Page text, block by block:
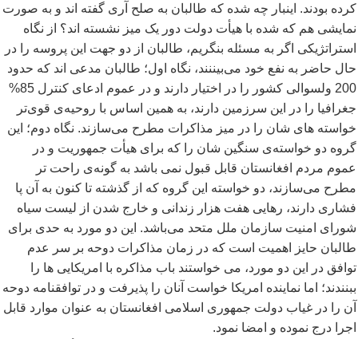
کرده بودند. اینبار چه شده که طالبان به صلح آری گفته اند و به صورت
نمایشی هم که شده با هیأت دولت دور یک میز نشسته اند؟ از نگاه
استراتژیکی اگر به مسئله بنگریم، طالبان از دو جهت این پروسه را در
حال حاضر به نفع خود میبیننند، نگاه اول؛ طالبان مدعی اند که حدود
200 ولسوالی کشور را در اختیار دارند و در عموم ادعای کنترل 85%
جغرافیا را در این سرزمین دارند، به همین اساس با روحیهی قویتر
خواسته های شان را در میز مذاکرات مطرح میسازند. نگاه دوم؛ این
گروه دو خواستهی سنگین شان را که برای هیأت جمهوریت و در
عموم مردم افغانستان قابل قبول نمی باشد به گونهی راحت تر
مطرح میسازند، دو خواسته این گروه که از گذشته تا کنون به آن پا
فشاری دارند، رهایی هفت هزار زندانی و خارج شدن از لیست سیاه
شورای امنیت سازمان ملل متحد میباشد. این دو مورد به حدی برای
طالبان حایز اهمیت است که در زمان مذاکرات دوحه بر سر عدم
توافق در این دو مورد، می خواستند باب مذاکره با امریکایی ها را
ببنندند؛ اما نماینده امریکا خواست آنان را پذیرفت و در توافقنامه دوحه
آن را در غیاب دولت جمهوری اسلامی افغانستان به عنوان موارد قابل
اجرا درج نموده و امضا نمود.